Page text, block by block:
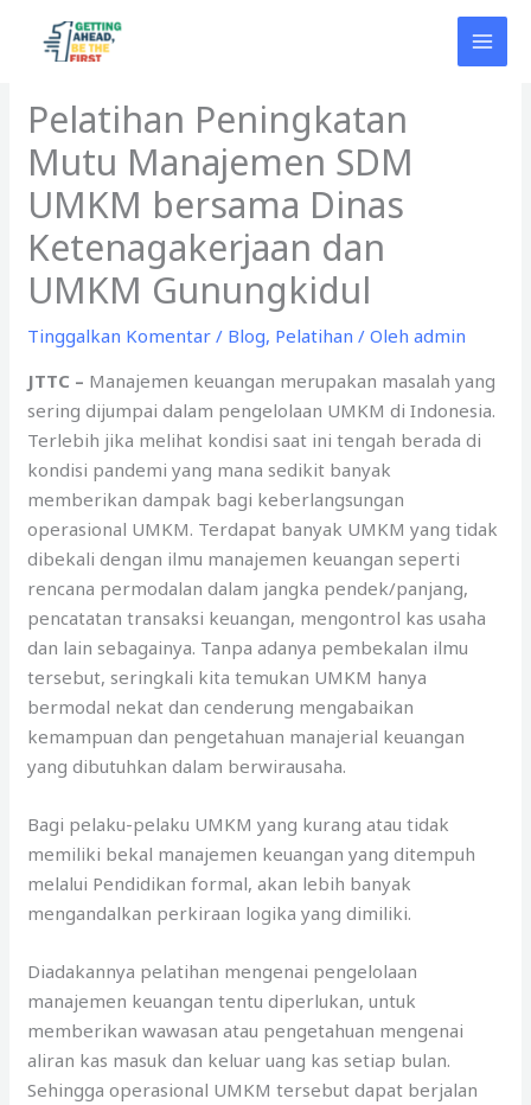
Pelatihan Peningkatan
Mutu Manajemen SDM
UMKM bersama Dinas
Ketenagakerjaan dan
UMKM Gunungkidul
Tinggalkan Komentar / Blog, Pelatihan / Olehadmin
JTTC – Manajemen keuangan merupakan masalah yang
sering dijumpai dalam pengelolaan UMKM di Indonesia.
Terlebih jika melihat kondisi saat ini tengah berada di
kondisi pandemi yang mana sedikit banyak
memberikan dampak bagi keberlangsungan
operasional UMKM. Terdapat banyak UMKM yang tidak
dibekali dengan ilmu manajemen keuangan seperti
rencana permodalan dalam jangka pendek/panjang,
pencatatan transaksi keuangan, mengontrol kas usaha
dan lain sebagainya. Tanpa adanya pembekalan ilmu
tersebut, seringkali kita temukan UMKM hanya
bermodal nekat dan cenderung mengabaikan
kemampuan dan pengetahuan manajerial keuangan
yang dibutuhkan dalam berwirausaha.
Bagi pelaku-pelaku UMKM yang kurang atau tidak
memiliki bekal manajemen keuangan yang ditempuh
melalui Pendidikan formal, akan lebih banyak
mengandalkan perkiraan logika yang dimiliki.
Diadakannya pelatihan mengenai pengelolaan
manajemen keuangan tentu diperlukan, untuk
memberikan wawasan atau pengetahuan mengenai
aliran kas masuk dan keluar uang kas setiap bulan.
Sehingga operasional UMKM tersebut dapat berjalan